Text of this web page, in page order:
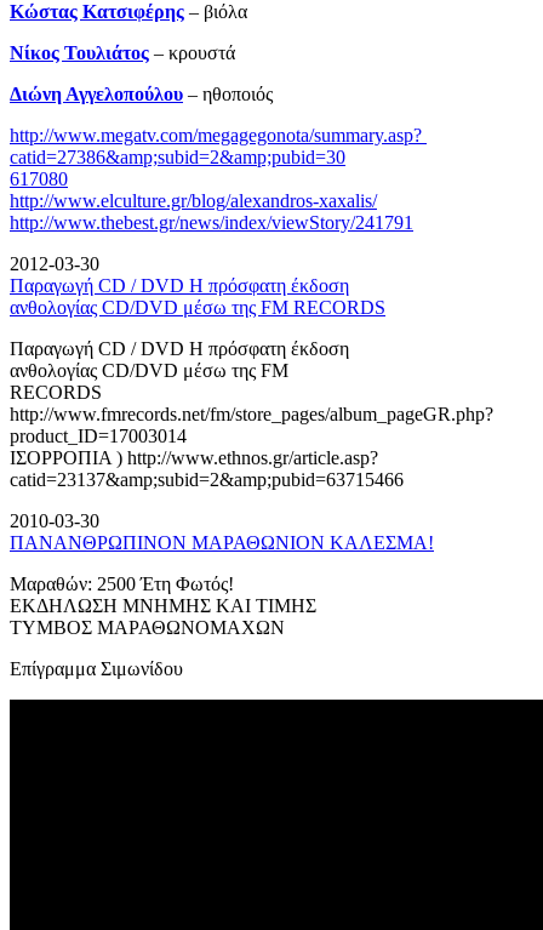
Κώστας Κατσιφέρης – βιόλα
Νίκος Τουλιάτος – κρουστά
Διώνη Αγγελοπούλου – ηθοποιός
http://www.megatv.com/megagegonota/summary.asp?
catid=27386&amp;subid=2&amp;pubid=30
617080
http://www.elculture.gr/blog/alexandros-xaxalis/
http://www.thebest.gr/news/index/viewStory/241791
2012-03-30
Παραγωγή CD / DVD Η πρόσφατη έκδοση
ανθολογίας CD/DVD μέσω της FM RECORDS
Παραγωγή CD / DVD Η πρόσφατη έκδοση
ανθολογίας CD/DVD μέσω της FM
RECORDS
http://www.fmrecords.net/fm/store_pages/album_pageGR.php?
product_ID=17003014
ΙΣΟΡΡΟΠΙΑ ) http://www.ethnos.gr/article.asp?
catid=23137&amp;subid=2&amp;pubid=63715466
2010-03-30
ΠΑΝΑΝΘΡΩΠΙΝΟΝ ΜΑΡΑΘΩΝΙΟΝ ΚΑΛΕΣΜΑ!
Μαραθών: 2500 Έτη Φωτός!
ΕΚΔΗΛΩΣΗ ΜΝΗΜΗΣ ΚΑΙ ΤΙΜΗΣ
ΤΥΜΒΟΣ ΜΑΡΑΘΩΝΟΜΑΧΩΝ
Επίγραμμα Σιμωνίδου